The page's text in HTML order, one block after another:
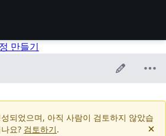
만들기
되었으며, 아직 사람이 검토하지 않았습
요? 검토하기.